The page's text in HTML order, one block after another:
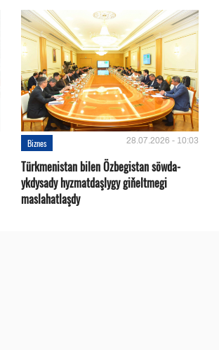
Biznes 28.07.2026 - 10:03
Türkmenistan bilen Özbegistan söwda-
ykdysady hyzmatdaşlygy giňeltmegi
maslahatlaşdy